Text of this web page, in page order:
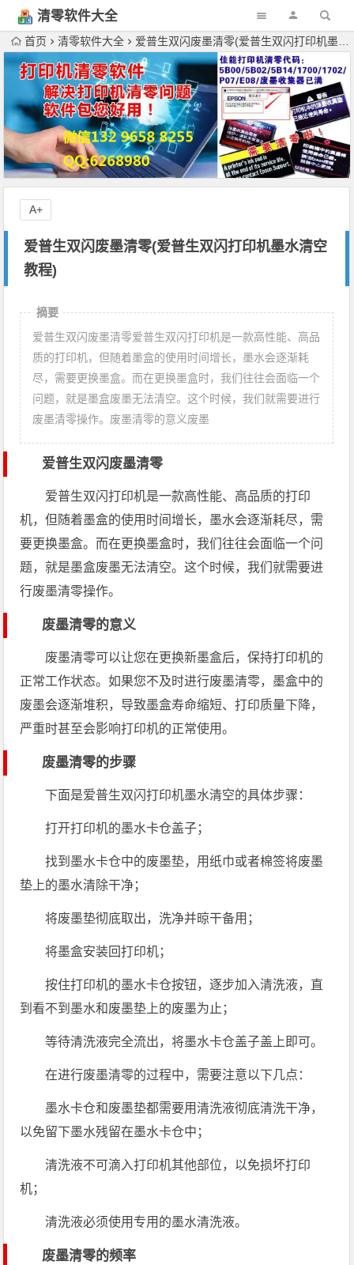
清零软件大全
下载
首页 清零软件大全 爱普生双闪废墨清零(爱普生双闪打印机墨水清空教程)
爱普生双闪废墨清零(爱普生双闪打印机墨水清空
教程)
A+
摘要
爱普生双闪废墨清零爱普生双闪打印机是一款高性能、高品
质的打印机，但随着墨盒的使用时间增长，墨水会逐渐耗
尽，需要更换墨盒。而在更换墨盒时，我们往往会面临一个
问题，就是墨盒废墨无法清空。这个时候，我们就需要进行
废墨清零操作。废墨清零的意义废墨
爱普生双闪废墨清零
爱普生双闪打印机是一款高性能、高品质的打印
机，但随着墨盒的使用时间增长，墨水会逐渐耗尽，需
要更换墨盒。而在更换墨盒时，我们往往会面临一个问
题，就是墨盒废墨无法清空。这个时候，我们就需要进
行废墨清零操作。
废墨清零的意义
废墨清零可以让您在更换新墨盒后，保持打印机的
正常工作状态。如果您不及时进行废墨清零，墨盒中的
废墨会逐渐堆积，导致墨盒寿命缩短、打印质量下降，
严重时甚至会影响打印机的正常使用。
废墨清零的步骤
下面是爱普生双闪打印机墨水清空的具体步骤：
打开打印机的墨水卡仓盖子；
找到墨水卡仓中的废墨垫，用纸巾或者棉签将废墨
垫上的墨水清除干净；
将废墨垫彻底取出，洗净并晾干备用；
将墨盒安装回打印机；
按住打印机的墨水卡仓按钮，逐步加入清洗液，直
到看不到墨水和废墨垫上的废墨为止；
等待清洗液完全流出，将墨水卡仓盖子盖上即可。
在进行废墨清零的过程中，需要注意以下几点：
墨水卡仓和废墨垫都需要用清洗液彻底清洗干净，
以免留下墨水残留在墨水卡仓中；
清洗液不可滴入打印机其他部位，以免损坏打印
机；
清洗液必须使用专用的墨水清洗液。
废墨清零的频率